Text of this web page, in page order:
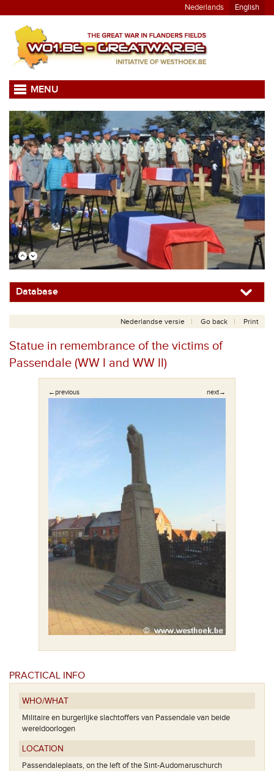
Nederlands English
MENU
Database
Nederlandse versie Go back Print
Statue in remembrance of the victims of
Passendale (WW I and WW II)
←previous next→
PRACTICAL INFO
WHO/WHAT
Militaire en burgerlijke slachtoffers van Passendale van beide
wereldoorlogen
LOCATION
Passendaleplaats, on the left of the Sint-Audomaruschurch